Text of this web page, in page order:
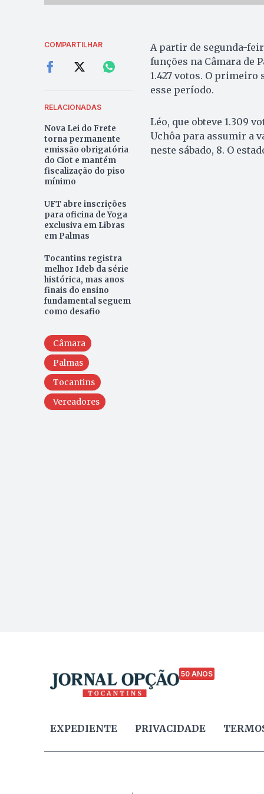
COMPARTILHAR
RELACIONADAS
Nova Lei do Frete
torna permanente
emissão obrigatória
do Ciot e mantém
fiscalização do piso
mínimo
UFT abre inscrições
para oficina de Yoga
exclusiva em Libras
em Palmas
Tocantins registra
melhor Ideb da série
histórica, mas anos
finais do ensino
fundamental seguem
como desafio
Câmara
Palmas
Tocantins
Vereadores
A partir de segunda-
funções na Câmara de
1.427 votos. O primeiro
esse período.
Léo, que obteve 1.309
Uchôa para assumir a
neste sábado, 8. O
50 ANOS
EXPEDIENTE PRIVACIDADE